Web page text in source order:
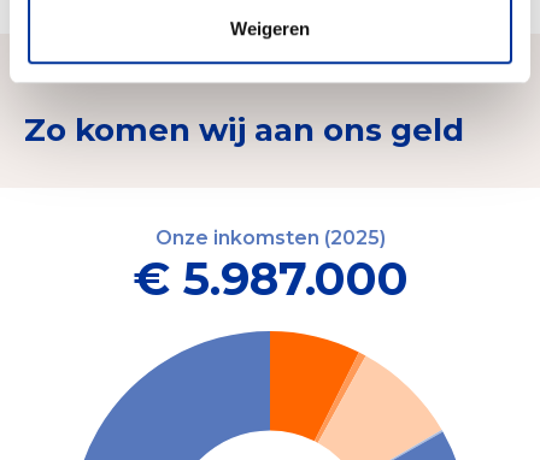
Weigeren
Zo komen wij aan ons geld
Onze inkomsten (2025)
€ 5.987.000